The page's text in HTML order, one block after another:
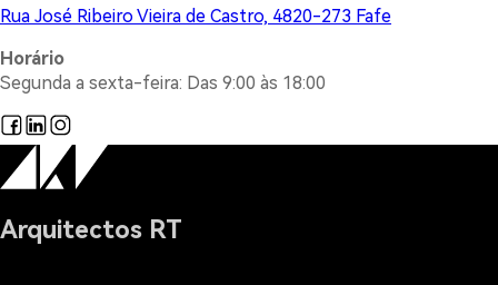
Rua José Ribeiro Vieira de Castro, 4820-273 Fafe
Horário
Segunda a sexta-feira: Das 9:00 às 18:00
Arquitectos RT